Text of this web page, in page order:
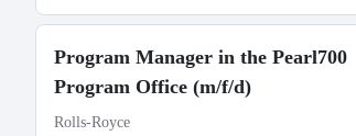
Program Manager in the Pearl700
Program Office (m/f/d)
Rolls-Royce